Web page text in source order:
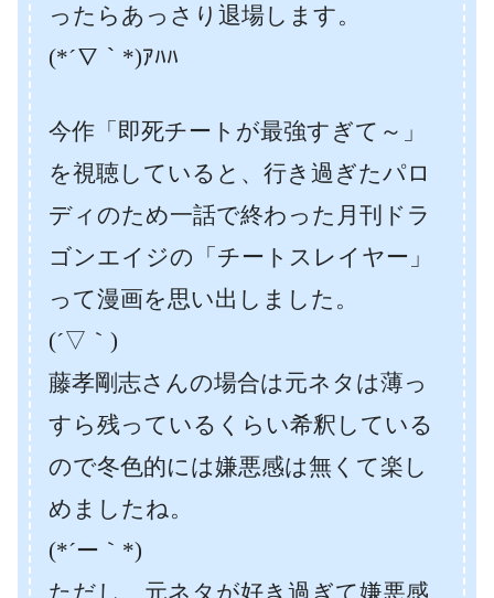
ったらあっさり退場します。
(*´∇｀*)ｱﾊﾊ
今作「即死チートが最強すぎて～」
を視聴していると、行き過ぎたパロ
ディのため一話で終わった月刊ドラ
ゴンエイジの「チートスレイヤー」
って漫画を思い出しました。
(´▽｀)
藤孝剛志さんの場合は元ネタは薄っ
すら残っているくらい希釈している
ので冬色的には嫌悪感は無くて楽し
めましたね。
(*´ー｀*)
ただし、元ネタが好き過ぎて嫌悪感